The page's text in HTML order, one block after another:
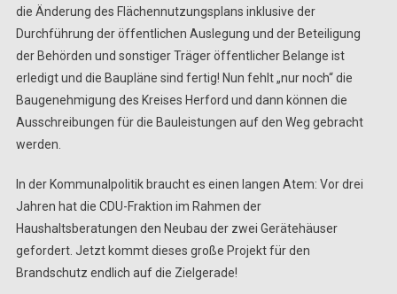
die Änderung des Flächennutzungsplans inklusive der
Durchführung der öffentlichen Auslegung und der Beteiligung
der Behörden und sonstiger Träger öffentlicher Belange ist
erledigt und die Baupläne sind fertig! Nun fehlt „nur noch“ die
Baugenehmigung des Kreises Herford und dann können die
Ausschreibungen für die Bauleistungen auf den Weg gebracht
werden.
In der Kommunalpolitik braucht es einen langen Atem: Vor drei
Jahren hat die CDU-Fraktion im Rahmen der
Haushaltsberatungen den Neubau der zwei Gerätehäuser
gefordert. Jetzt kommt dieses große Projekt für den
Brandschutz endlich auf die Zielgerade!